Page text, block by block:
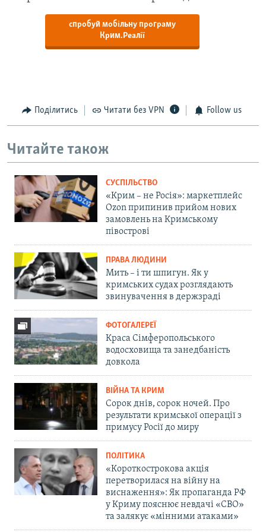
спробуй мобільну програму
Крим.Реалії
Поділитись Читати без VPN Follow us
Читайте також
СУСПІЛЬСТВО
«Крим – не Росія»: маркетплейс
Ozon припинив прийом нових
замовлень на Кримському
півострові
ПРАВА ЛЮДИНИ
Мить – і ти шпигун. Як у
кримських судах розглядають
звинувачення в держзраді
ФОТОГАЛЕРЕЇ
Краса Сімферопольського
водосховища та занедбаність
довкола
ВІЙНА ТА КРИМ
Сорок днів, сорок ночей. Про
результати кримської операції з
примусу Росії до миру
ПОЛІТИКА
«Короткострокова акція
перетворилася на війну на
виснаження»: Як пропаганда РФ
у Криму пояснює невдачі «СВО»
та залякує «мінними атаками»